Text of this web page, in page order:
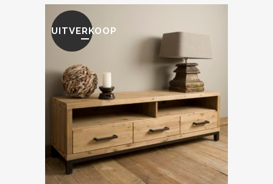
UITVERKOOP